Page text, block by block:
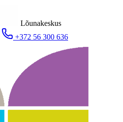
Lõunakeskus
+372 56 300 636